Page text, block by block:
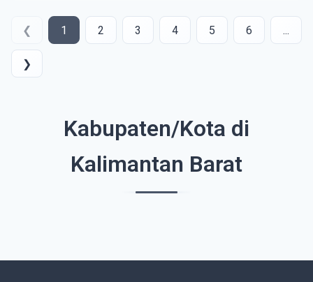
❮ 1 2 3 4 5 6 ...
❯
Kabupaten/Kota di
Kalimantan Barat